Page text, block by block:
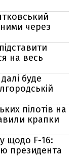
через
на весь
буде
пілотів на
крапки
щодо F-16:
президента